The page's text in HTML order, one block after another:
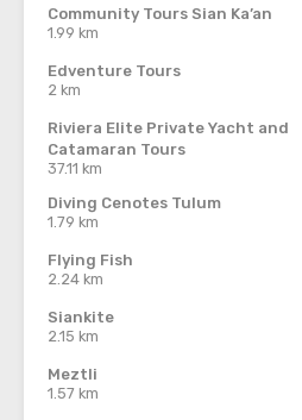
Community Tours Sian Ka’an
1.99 km
Edventure Tours
2 km
Riviera Elite Private Yacht and
Catamaran Tours
37.11 km
Diving Cenotes Tulum
1.79 km
Flying Fish
2.24 km
Siankite
2.15 km
Meztli
1.57 km